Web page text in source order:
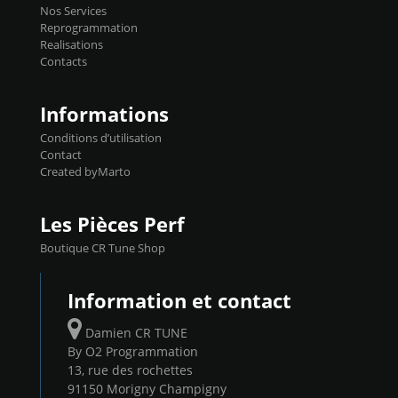
l'aide du flashpro OPTION ECONOMIQUES
Reprog SP 98 sur le calculateur d'origine
450€ TTC Un gain d'environ 10cv et 15nm
Nos Services
Reprogrammation
Realisations
Contacts
Informations
Conditions d’utilisation
Contact
Created byMarto
Les Pièces Perf
Boutique CR Tune Shop
Information et contact
Damien CR TUNE
By O2 Programmation
13, rue des rochettes
91150 Morigny Champigny